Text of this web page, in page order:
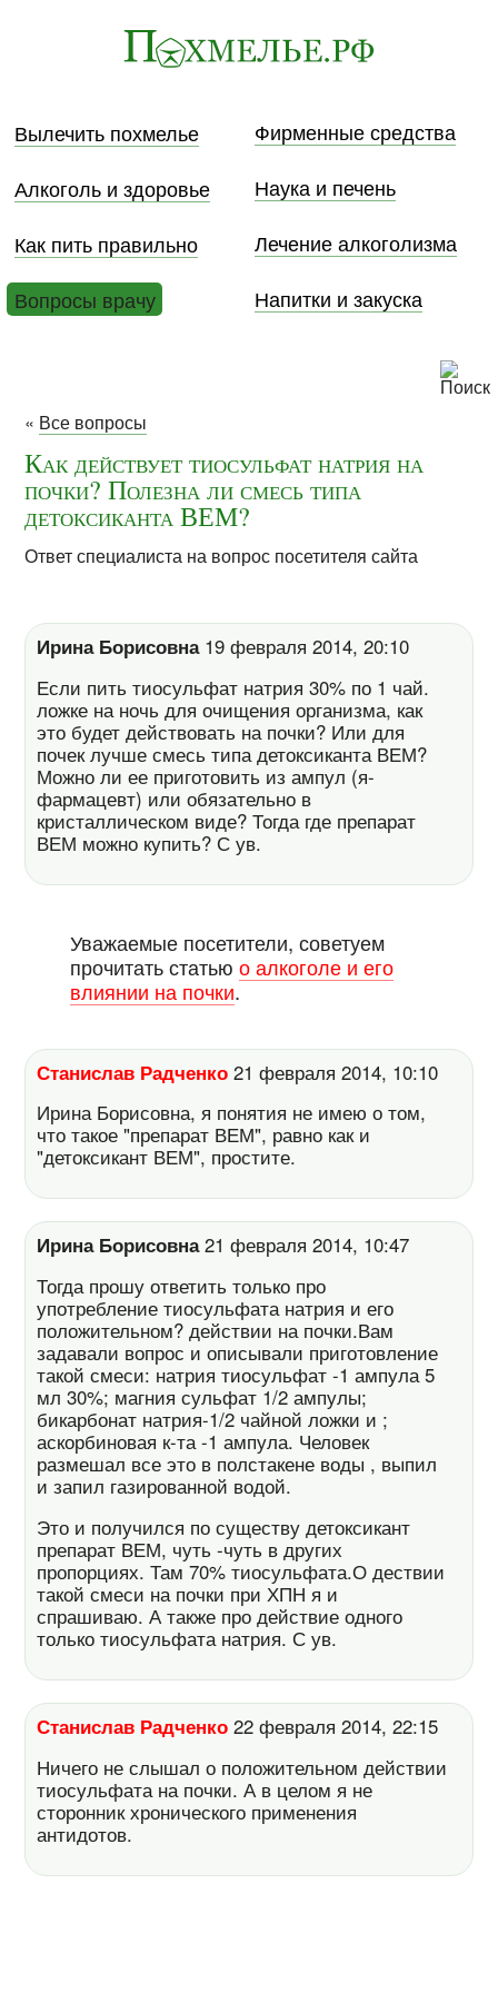
Вылечить похмелье
Фирменные средства
Алкоголь и здоровье
Наука и печень
Как пить правильно
Лечение алкоголизма
Вопросы врачу
Напитки и закуска
« Все вопросы
Как действует тиосульфат натрия на
почки? Полезна ли смесь типа
детоксиканта ВЕМ?
Ответ специалиста на вопрос посетителя сайта
Ирина Борисовна19 февраля 2014, 20:10
Если пить тиосульфат натрия 30% по 1 чай.
ложке на ночь для очищения организма, как
это будет действовать на почки? Или для
почек лучше смесь типа детоксиканта ВЕМ?
Можно ли ее приготовить из ампул (я-
фармацевт) или обязательно в
кристаллическом виде? Тогда где препарат
ВЕМ можно купить? С ув.
Уважаемые посетители, советуем
прочитать статью о алкоголе и его
влиянии на почки.
Станислав Радченко 21 февраля 2014, 10:10
Ирина Борисовна, я понятия не имею о том,
что такое "препарат ВЕМ", равно как и
"детоксикант ВЕМ", простите.
Ирина Борисовна21 февраля 2014, 10:47
Тогда прошу ответить только про
употребление тиосульфата натрия и его
положительном? действии на почки.Вам
задавали вопрос и описывали приготовление
такой смеси: натрия тиосульфат -1 ампула 5
мл 30%; магния сульфат 1/2 ампулы;
бикарбонат натрия-1/2 чайной ложки и ;
аскорбиновая к-та -1 ампула. Человек
размешал все это в полстакене воды , выпил
и запил газированной водой.
Это и получился по существу детоксикант
препарат ВЕМ, чуть -чуть в других
пропорциях. Там 70% тиосульфата.О дествии
такой смеси на почки при ХПН я и
спрашиваю. А также про действие одного
только тиосульфата натрия. С ув.
Станислав Радченко 22 февраля 2014, 22:15
Ничего не слышал о положительном действии
тиосульфата на почки. А в целом я не
сторонник хронического применения
антидотов.